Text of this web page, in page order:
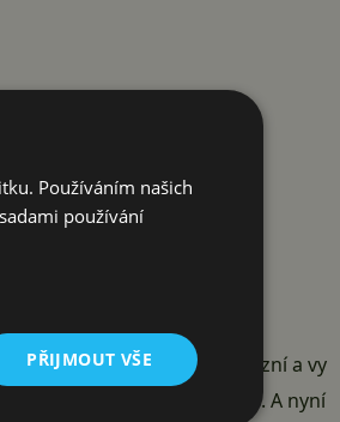
reproduktor se rozezní a vy
Pomůže notifikační dioda. A nyní
Používáním našich
používání
PŘIJMOUT VŠE